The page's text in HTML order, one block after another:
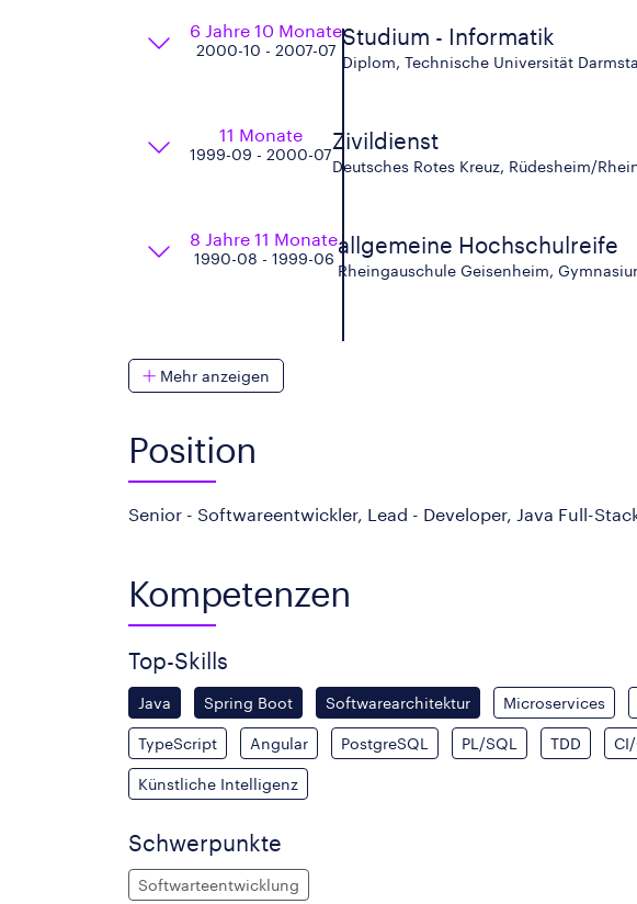
6 Jahre 10 Monate
2000-10 - 2007-07
Studium - Informatik
Diplom, Technische Universität
11 Monate
1999-09 - 2000-07
Zivildienst
Deutsches Rotes Kreuz, Rüdesheim/
8 Jahre 11 Monate
1990-08 - 1999-06
allgemeine Hochschulreife
Rheingauschule Geisenheim,
Mehr anzeigen
Position
Senior - Softwareentwickler, Lead - Developer, Java Full-
Kompetenzen
Top-Skills
Java Spring Boot Softwarearchitektur Microservices
TypeScript Angular PostgreSQL PL/SQL TDD
Künstliche Intelligenz
Schwerpunkte
Softwarteentwicklung